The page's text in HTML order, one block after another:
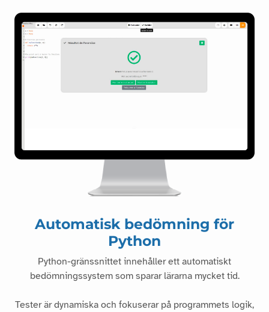
Automatisk bedömning för
Python
Python-gränssnittet innehåller ett automatiskt
bedömningssystem som sparar lärarna mycket tid.
Tester är dynamiska och fokuserar på programmets logik,